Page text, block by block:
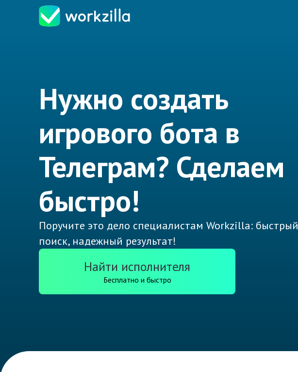
Нужно создать
игрового бота в
Телеграм? Сделаем
быстро!
Поручите это дело специалистам Workzilla: быстрый
поиск, надежный результат!
Найти исполнителя
Бесплатно и быстро